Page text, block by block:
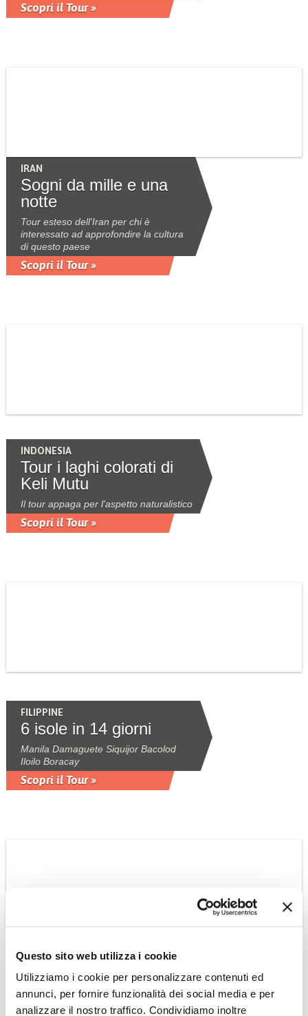
Questo sito web utilizza i cookie
Utilizziamo i cookie per personalizzare contenuti ed
annunci, per fornire funzionalità dei social media e per
analizzare il nostro traffico. Condividiamo inoltre
Scopri il Tour »
IRAN
Sogni da mille e una
notte
Tour esteso dell'Iran per chi è
interessato ad approfondire la cultura
di questo paese
Scopri il Tour »
INDONESIA
Tour i laghi colorati di
Keli Mutu
Il tour appaga per l'aspetto naturalistico
Scopri il Tour »
FILIPPINE
6 isole in 14 giorni
Manila Damaguete Siquijor Bacolod
Iloilo Boracay
Scopri il Tour »
FILIPPINE
A spasso fra le isole di
Cebu e Bohol
12 notti tra luoghi incontaminati,